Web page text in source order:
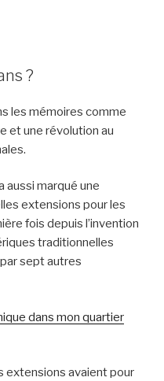
?
les mémoires comme
et une révolution au
marqué une
extensions pour les
fois depuis l’invention
traditionnelles
sept autres
extensions avaient pour